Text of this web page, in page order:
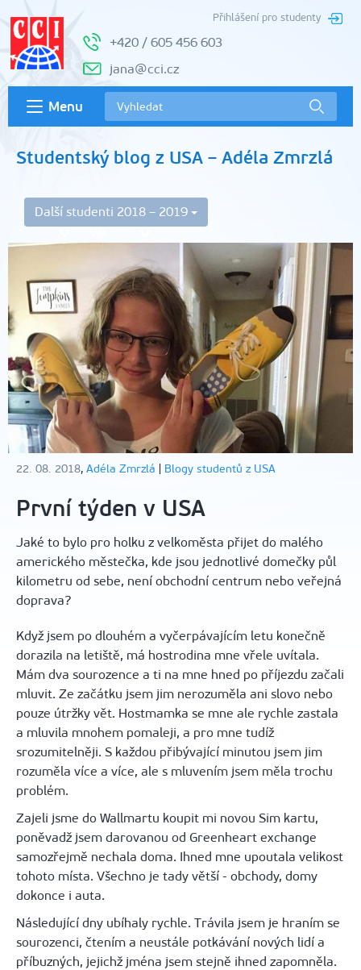
Přihlášení pro studenty
+420 / 605 456 603
jana@cci.cz
Menu
Studentský blog z USA – Adéla Zmrzlá
Další studenti 2018 – 2019
22. 08. 2018, Adéla Zmrzlá Blogy studentů z USA
První týden v USA
Jaké to bylo pro holku z velkoměsta přijet do malého
amerického městečka, kde jsou jednotlivé domečky půl
kilometru od sebe, není obchodní centrum nebo veřejná
doprava?
Když jsem po dlouhém a vyčerpávajícím letu konečně
dorazila na letiště, má hostrodina mne vřele uvítala.
Mám dva sourozence a ti na mne hned po příjezdu začali
mluvit. Ze začátku jsem jim nerozuměla ani slovo nebo
pouze útržky vět. Hostmamka se mne ale rychle zastala
a mluvila mnohem pomaleji, a pro mne tudíž
srozumitelněji. S každou přibývající minutou jsem jim
rozuměla více a více, ale s mluvením jsem měla trochu
problém.
Zajeli jsme do Wallmartu koupit mi novou Sim kartu,
poněvadž jsem darovanou od Greenheart exchange
samozřejmě nechala doma. Ihned mne upoutala velikost
tohoto místa. Všechno je tady větší - obchody, domy
dokonce i auta.
Následující dny ubíhaly rychle. Trávila jsem je hraním se
sourozenci, čtením a neustále potkávání nových lidí a
příbuzných, jejichž jména jsem stejně ihned zapomněla.